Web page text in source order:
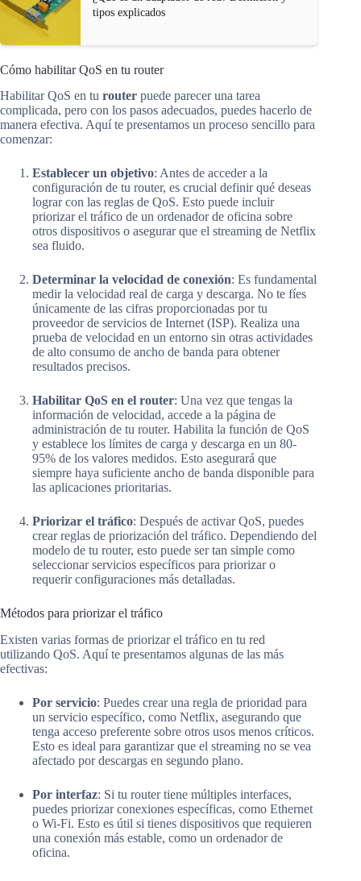
tipos explicados
Cómo habilitar QoS en tu router
Habilitar QoS en tu router puede parecer una tarea
complicada, pero con los pasos adecuados, puedes hacerlo de
manera efectiva. Aquí te presentamos un proceso sencillo para
comenzar:
Establecer un objetivo: Antes de acceder a la
configuración de tu router, es crucial definir qué deseas
lograr con las reglas de QoS. Esto puede incluir
priorizar el tráfico de un ordenador de oficina sobre
otros dispositivos o asegurar que el streaming de Netflix
sea fluido.
Determinar la velocidad de conexión: Es fundamental
medir la velocidad real de carga y descarga. No te fíes
únicamente de las cifras proporcionadas por tu
proveedor de servicios de Internet (ISP). Realiza una
prueba de velocidad en un entorno sin otras actividades
de alto consumo de ancho de banda para obtener
resultados precisos.
Habilitar QoS en el router: Una vez que tengas la
información de velocidad, accede a la página de
administración de tu router. Habilita la función de QoS
y establece los límites de carga y descarga en un 80-
95% de los valores medidos. Esto asegurará que
siempre haya suficiente ancho de banda disponible para
las aplicaciones prioritarias.
Priorizar el tráfico: Después de activar QoS, puedes
crear reglas de priorización del tráfico. Dependiendo del
modelo de tu router, esto puede ser tan simple como
seleccionar servicios específicos para priorizar o
requerir configuraciones más detalladas.
Métodos para priorizar el tráfico
Existen varias formas de priorizar el tráfico en tu red
utilizando QoS. Aquí te presentamos algunas de las más
efectivas:
Por servicio: Puedes crear una regla de prioridad para
un servicio específico, como Netflix, asegurando que
tenga acceso preferente sobre otros usos menos críticos.
Esto es ideal para garantizar que el streaming no se vea
afectado por descargas en segundo plano.
Por interfaz: Si tu router tiene múltiples interfaces,
puedes priorizar conexiones específicas, como Ethernet
o Wi-Fi. Esto es útil si tienes dispositivos que requieren
una conexión más estable, como un ordenador de
oficina.